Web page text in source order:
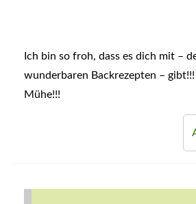
Ich bin so froh, dass es dich mit –
wunderbaren Backrezepten –
Mühe!!!